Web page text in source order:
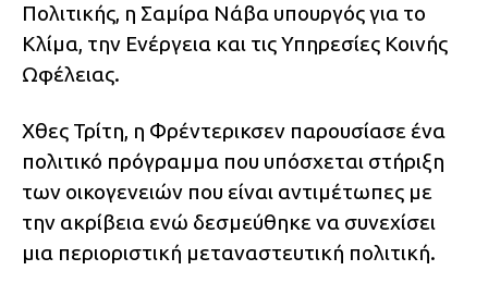
Πολιτικής, η Σαμίρα Νάβα υπουργός για το
Κλίμα, την Ενέργεια και τις Υπηρεσίες Κοινής
Ωφέλειας.
Χθες Τρίτη, η Φρέντερικσεν παρουσίασε ένα
πολιτικό πρόγραμμα που υπόσχεται στήριξη
των οικογενειών που είναι αντιμέτωπες με
την ακρίβεια ενώ δεσμεύθηκε να συνεχίσει
μια περιοριστική μεταναστευτική πολιτική.